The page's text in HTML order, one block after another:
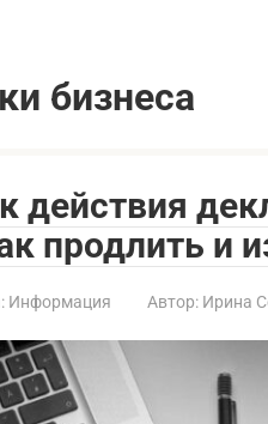
бизнеса
действия
продлить и
Информация Автор: Ирина